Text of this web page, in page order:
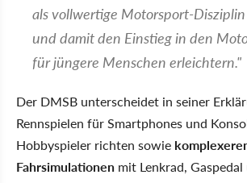
als vollwertige Motorsport-
und damit den Einstieg in den
für jüngere Menschen erleichtern."
Der DMSB unterscheidet in seiner
Rennspielen für Smartphones und
Hobbyspieler richten sowie
Fahrsimulationen mit Lenkrad,